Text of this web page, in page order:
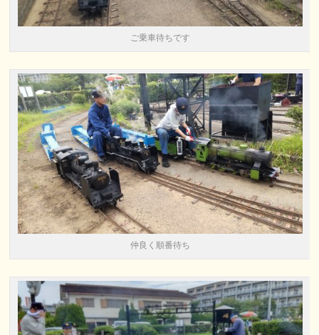
ご乗車待ちです
仲良く順番待ち